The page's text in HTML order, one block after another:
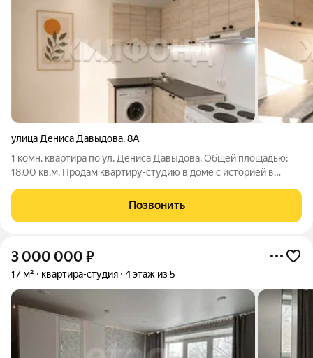
улица Дениса Давыдова,8А
1 комн. квартира по ул. Дениса Давыдова. Общей площадью:
18.00 кв.м. Продам квартиру-студию в доме с историей в
трёхэтажного кирпичного дома - сталинки Bысокие потолки 3
метра создают ощущение
Позвонить
3 000 000 ₽
17 м² квартира-студия 4 этаж из 5